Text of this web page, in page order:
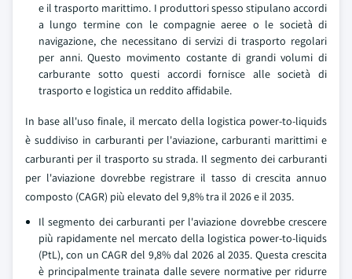
e il trasporto marittimo. I produttori spesso stipulano accordi
a lungo termine con le compagnie aeree o le società di
navigazione, che necessitano di servizi di trasporto regolari
per anni. Questo movimento costante di grandi volumi di
carburante sotto questi accordi fornisce alle società di
trasporto e logistica un reddito affidabile.
In base all'uso finale, il mercato della logistica power-to-liquids
è suddiviso in carburanti per l'aviazione, carburanti marittimi e
carburanti per il trasporto su strada. Il segmento dei carburanti
per l'aviazione dovrebbe registrare il tasso di crescita annuo
composto (CAGR) più elevato del 9,8% tra il 2026 e il 2035.
Il segmento dei carburanti per l'aviazione dovrebbe crescere
più rapidamente nel mercato della logistica power-to-liquids
(PtL), con un CAGR del 9,8% dal 2026 al 2035. Questa crescita
è principalmente trainata dalle severe normative per ridurre